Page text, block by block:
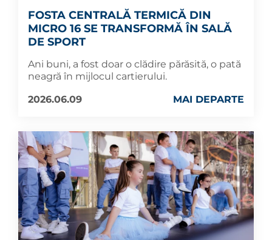
FOSTA CENTRALĂ TERMICĂ DIN
MICRO 16 SE TRANSFORMĂ ÎN SALĂ
DE SPORT
Ani buni, a fost doar o clădire părăsită, o pată
neagră în mijlocul cartierului.
2026.06.09
MAI DEPARTE